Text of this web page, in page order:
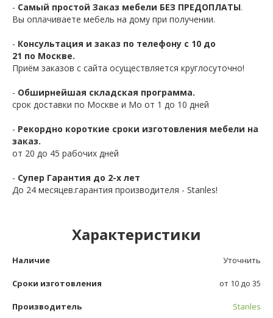
- Самый простой Заказ мебели БЕЗ ПРЕДОПЛАТЫ.
Вы оплачиваете мебель на дому при получении.
- Консультация и заказ по телефону с 10 до
21 по Москве.
Приём заказов с сайта осуществляется круглосуточно!
- Обширнейшая складская программа.
срок доставки по Москве и Мо от 1 до 10 дней
- Рекордно короткие сроки изготовления мебели на
заказ.
от 20 до 45 рабочих дней
- Супер Гарантия до 2-х лет
До 24 месяцев.гарантия производителя - Stanles!
Характеристики
Наличие Уточнить
Сроки изготовления от 10 до 35
Производитель Stanles